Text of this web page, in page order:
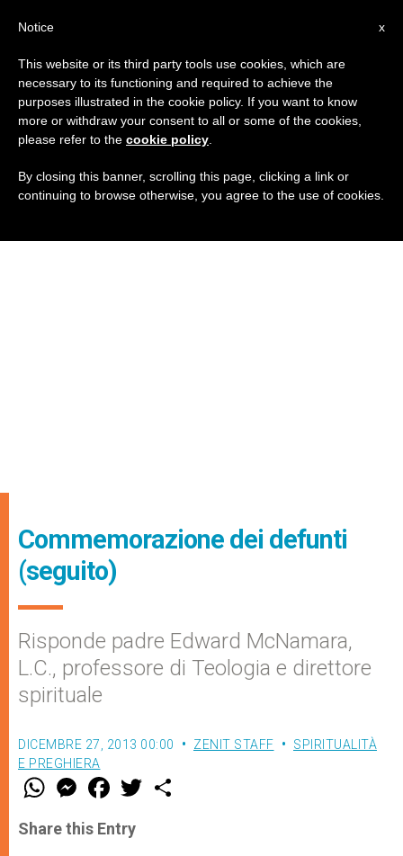
Commemorazione dei defunti
(seguito)
Risponde padre Edward McNamara,
L.C., professore di Teologia e direttore
spirituale
DICEMBRE 27, 2013 00:00 ZENIT STAFF
SPIRITUALITÀ
E PREGHIERA
W
t
s
M
e
s
e
F
a
e
b
w
Share this Entry
x
Notice
This website or its third party tools use cookies, which are
necessary to its functioning and required to achieve the
purposes illustrated in the cookie policy. If you want to know
more or withdraw your consent to all or some of the cookies,
please refer to the cookie policy
By closing this banner, scrolling this page, clicking a link or
continuing to browse otherwise, you agree to the use of cookies.